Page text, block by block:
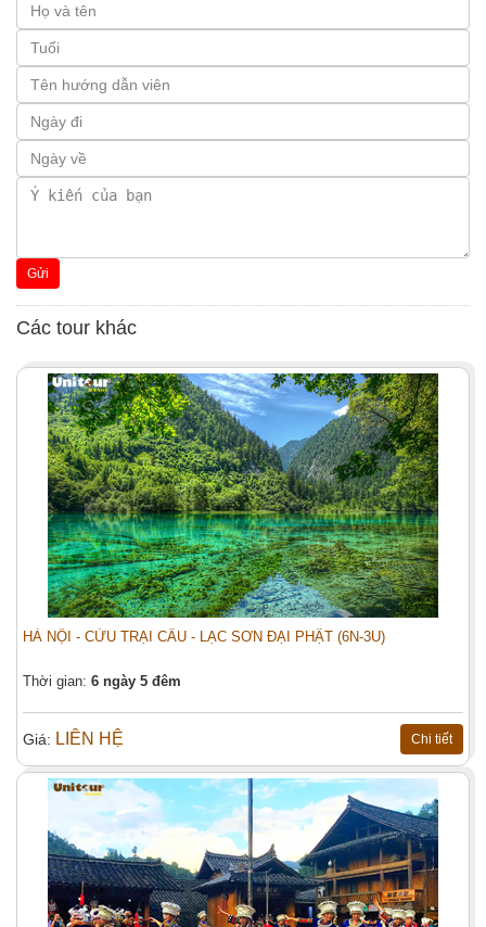
Gửi
Các tour khác
HÀ NỘI - CỬU TRẠI CÂU - LẠC SƠN ĐẠI PHẬT (6N-3U)
Thời gian: 6 ngày 5 đêm
Giá: LIÊN HỆ Chi tiết